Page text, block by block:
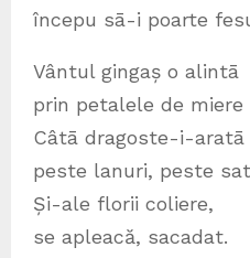
începu sā-i poarte
Vântul gingaș o alintā
prin petalele de miere
Câtā dragoste-i-aratā
peste lanuri, peste sat
Și-ale florii coliere,
se apleacă, sacadat.